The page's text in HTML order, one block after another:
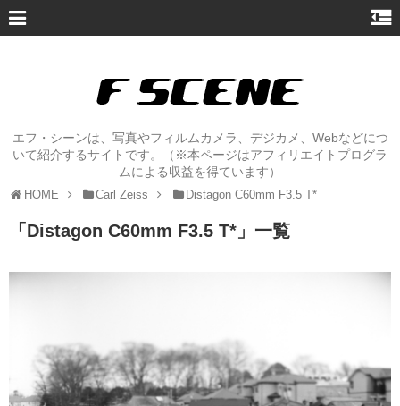
エフ・シーンは、写真やフィルムカメラ、デジカメ、Webなどにつ
いて紹介するサイトです。（※本ページはアフィリエイトプログラ
ムによる収益を得ています）
HOME Carl Zeiss Distagon C60mm F3.5 T*
「 Distagon C60mm F3.5 T* 」 一覧